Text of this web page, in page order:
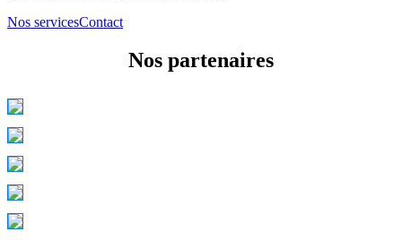
Nos servicesContact
Nos partenaires